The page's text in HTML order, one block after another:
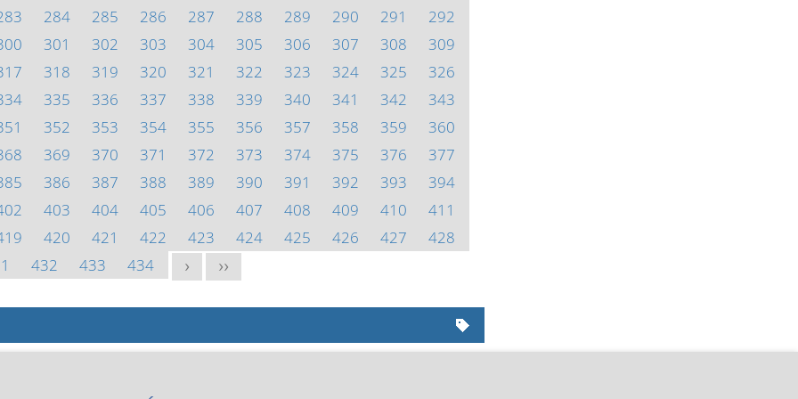
284 285 286 287 288 289 290 291
292
301 302 303 304 305 306 307 308
309
318 319 320 321 322 323 324 325
326
335 336 337 338 339 340 341 342
343
352 353 354 355 356 357 358 359
360
369 370 371 372 373 374 375 376
377
386 387 388 389 390 391 392 393
394
403 404 405 406 407 408 409 410
411
420 421 422 423 424 425 426 427
428
432 433 434 > >>